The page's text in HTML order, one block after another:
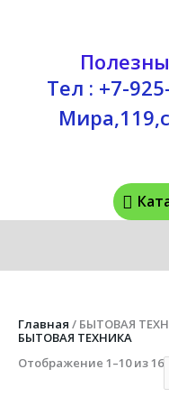
Тел : +7-
Главная / БЫТОВАЯ
БЫТОВАЯ ТЕХНИКА
Отображение 1–10 из 16